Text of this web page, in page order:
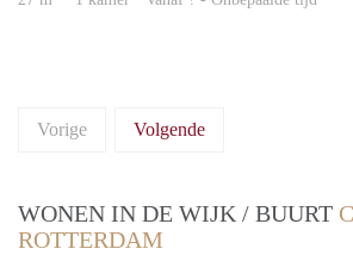
Vorige Volgende
WONEN IN DE WIJK / BUURT
ROTTERDAM